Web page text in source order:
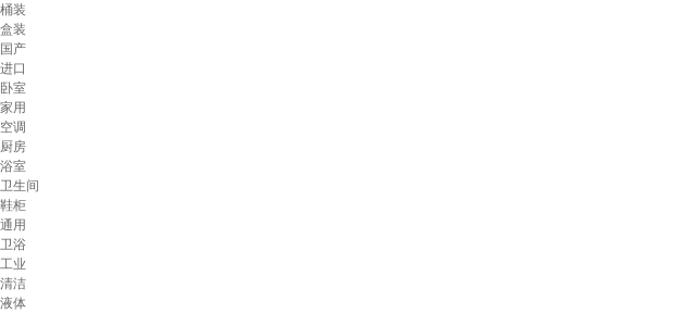
桶装
盒装
国产
进口
卧室
家用
空调
厨房
浴室
卫生间
鞋柜
通用
卫浴
工业
清洁
液体